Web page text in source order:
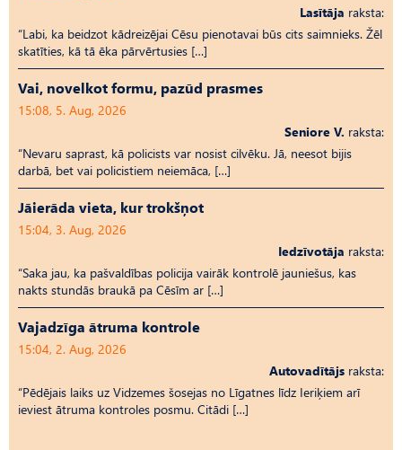
Lasītāja raksta:
“Labi, ka beidzot kādreizējai Cēsu pienotavai būs cits saimnieks. Žēl
skatīties, kā tā ēka pārvērtusies […]
Vai, novelkot formu, pazūd prasmes
15:08, 5. Aug, 2026
Seniore V. raksta:
“Nevaru saprast, kā policists var nosist cilvēku. Jā, neesot bijis
darbā, bet vai policistiem neiemāca, […]
Jāierāda vieta, kur trokšņot
15:04, 3. Aug, 2026
Iedzīvotāja raksta:
“Saka jau, ka pašvaldības policija vairāk kontrolē jauniešus, kas
nakts stundās braukā pa Cēsīm ar […]
Vajadzīga ātruma kontrole
15:04, 2. Aug, 2026
Autovadītājs raksta:
“Pēdējais laiks uz Vid­ze­mes šosejas no Līgatnes līdz Ieriķiem arī
ieviest ātruma kontroles posmu. Citādi […]